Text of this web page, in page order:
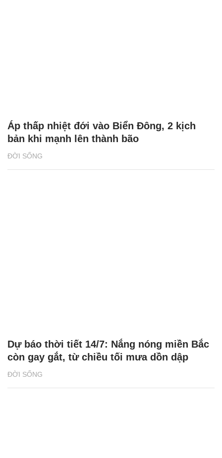
ĐỜI SỐNG
Áp thấp nhiệt đới vào Biển Đông, 2 kịch
bản khi mạnh lên thành bão
ĐỜI SỐNG
Dự báo thời tiết 14/7: Nắng nóng miền Bắc
còn gay gắt, từ chiều tối mưa dồn dập